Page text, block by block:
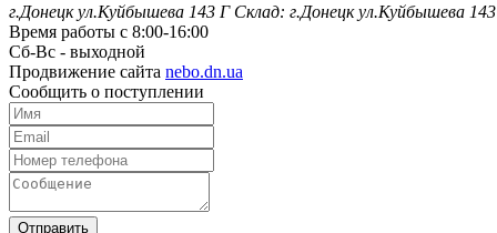
г.Донецк ул.Куйбышева 143 Г Склад: г.Донецк ул.Куйбышева
Время работы с 8:00-16:00
Сб-Вс - выходной
Продвижение сайта nebo.dn.ua
Сообщить о поступлении
Отправить